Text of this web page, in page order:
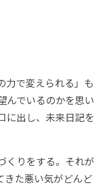
力で変えられる」も
んでいるのかを思い
に出し、未来日記を
くりをする。それが
きた悪い気がどんど